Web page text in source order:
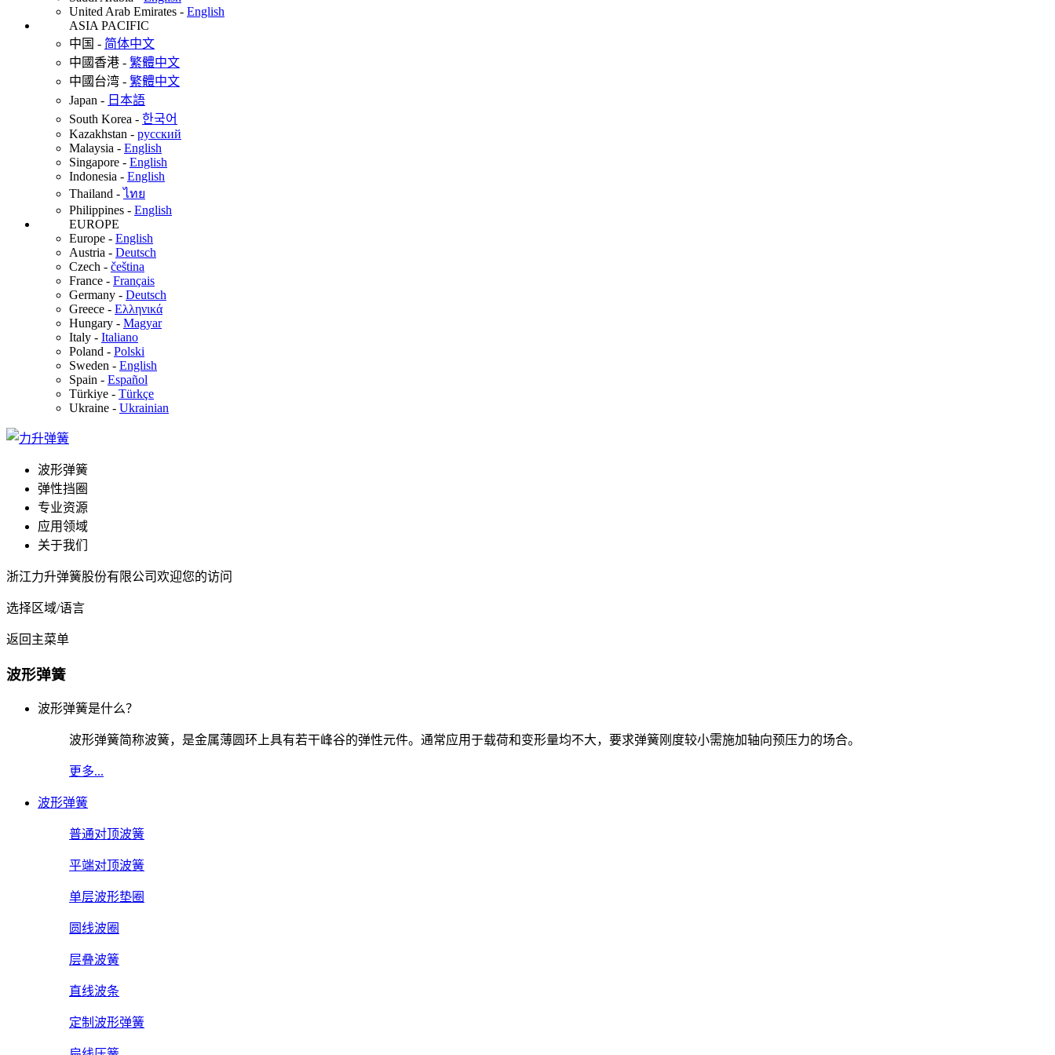
United Arab Emirates - English
ASIA PACIFIC
中国 - 简体中文
中國香港 - 繁體中文
中國台湾 - 繁體中文
Japan - 日本語
South Korea - 한국어
Kazakhstan - русский
Malaysia - English
Singapore - English
Indonesia - English
Thailand -ไทย
Philippines - English
EUROPE
Europe - English
Austria - Deutsch
Czech - čeština
France - Français
Germany - Deutsch
Greece - Ελληνικά
Hungary - Magyar
Italy - Italiano
Poland - Polski
Sweden - English
Spain - Español
Türkiye - Türkçe
Ukraine - Ukrainian
波形弹簧
弹性挡圈
专业资源
应用领域
关于我们
浙江力升弹簧股份有限公司欢迎您的访问
选择区域/语言
返回主菜单
波形弹簧
波形弹簧是什么？
波形弹簧简称波簧，是金属薄圆环上具有若干峰谷的弹性元件。通常应用于载荷和变形量均不大，要求弹簧刚度较小需施加轴向预压力的场合。
更多...
波形弹簧
普通对顶波簧
平端对顶波簧
单层波形垫圈
圆线波圈
层叠波簧
直线波条
定制波形弹簧